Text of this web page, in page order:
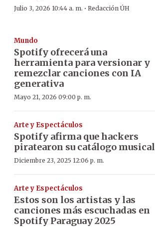
Julio 3, 2026 10:44 a. m. · Redacción ÚH
Mundo
Spotify ofrecerá una
herramienta para versionar y
remezclar canciones con IA
generativa
Mayo 21, 2026 09:00 p. m.
Arte y Espectáculos
Spotify afirma que hackers
piratearon su catálogo musical
Diciembre 23, 2025 12:06 p. m.
Arte y Espectáculos
Estos son los artistas y las
canciones más escuchadas en
Spotify Paraguay 2025